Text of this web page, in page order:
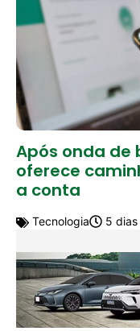
Após onda de
oferece
a conta
Tecnologia 5